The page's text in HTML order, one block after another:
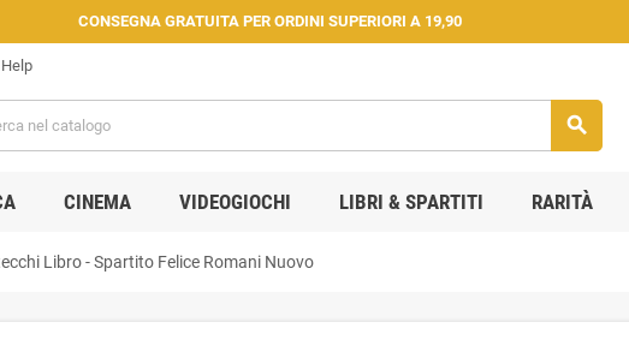
CONSEGNA GRATUITA PER ORDINI SUPERIORI A 19,90
Help
search
CINEMA VIDEOGIOCHI LIBRI & SPARTITI RARITÀ
Libro - Spartito Felice Romani Nuovo